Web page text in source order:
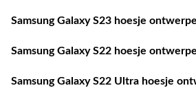
Samsung Galaxy S23 hoesje
Samsung Galaxy S22 hoesje
Samsung Galaxy S22 Ultra hoesje